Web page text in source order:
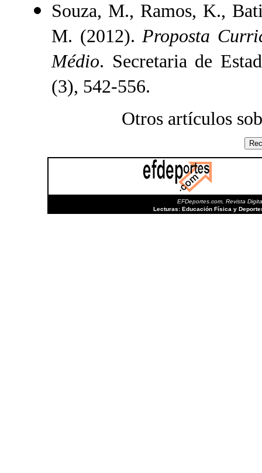
Souza, M., Ramos, K.,
M. (2012). Proposta
Médio. Secretaria de
(3), 542-556.
Otros artículos
EFDeportes.com, Revista
Lecturas: Educación Física y